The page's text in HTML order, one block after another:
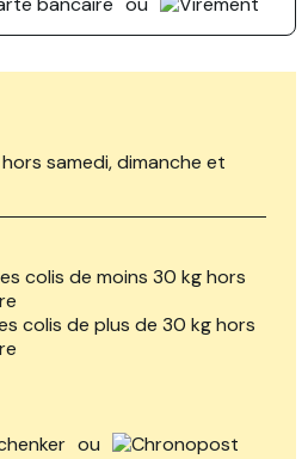
samedi, dimanche et
colis de moins 30 kg hors
colis de plus de 30 kg hors
ou